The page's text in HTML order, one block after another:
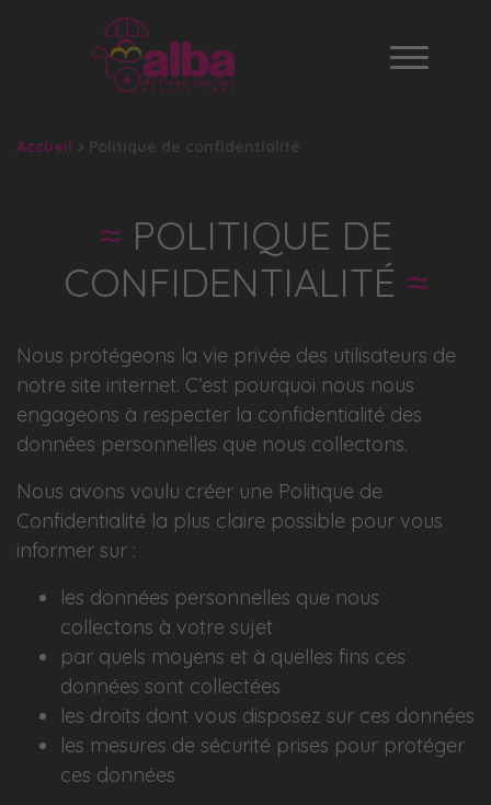
Accueil
POLITIQUE DE
CONFIDENTIALITÉ
Nous protégeons la vie privée des utilisateurs de
notre site internet. C’est pourquoi nous nous
engageons à respecter la confidentialité des
données personnelles que nous collectons.
Nous avons voulu créer une Politique de
Confidentialité la plus claire possible pour vous
informer sur :
les données personnelles que nous
collectons à votre sujet
par quels moyens et à quelles fins ces
données sont collectées
les droits dont vous disposez sur ces données
les mesures de sécurité prises pour protéger
ces données